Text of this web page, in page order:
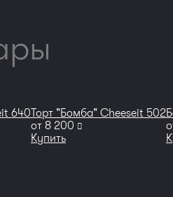
640Торт "Бомба" Cheeseit 502
от 8 200 руб
Купить